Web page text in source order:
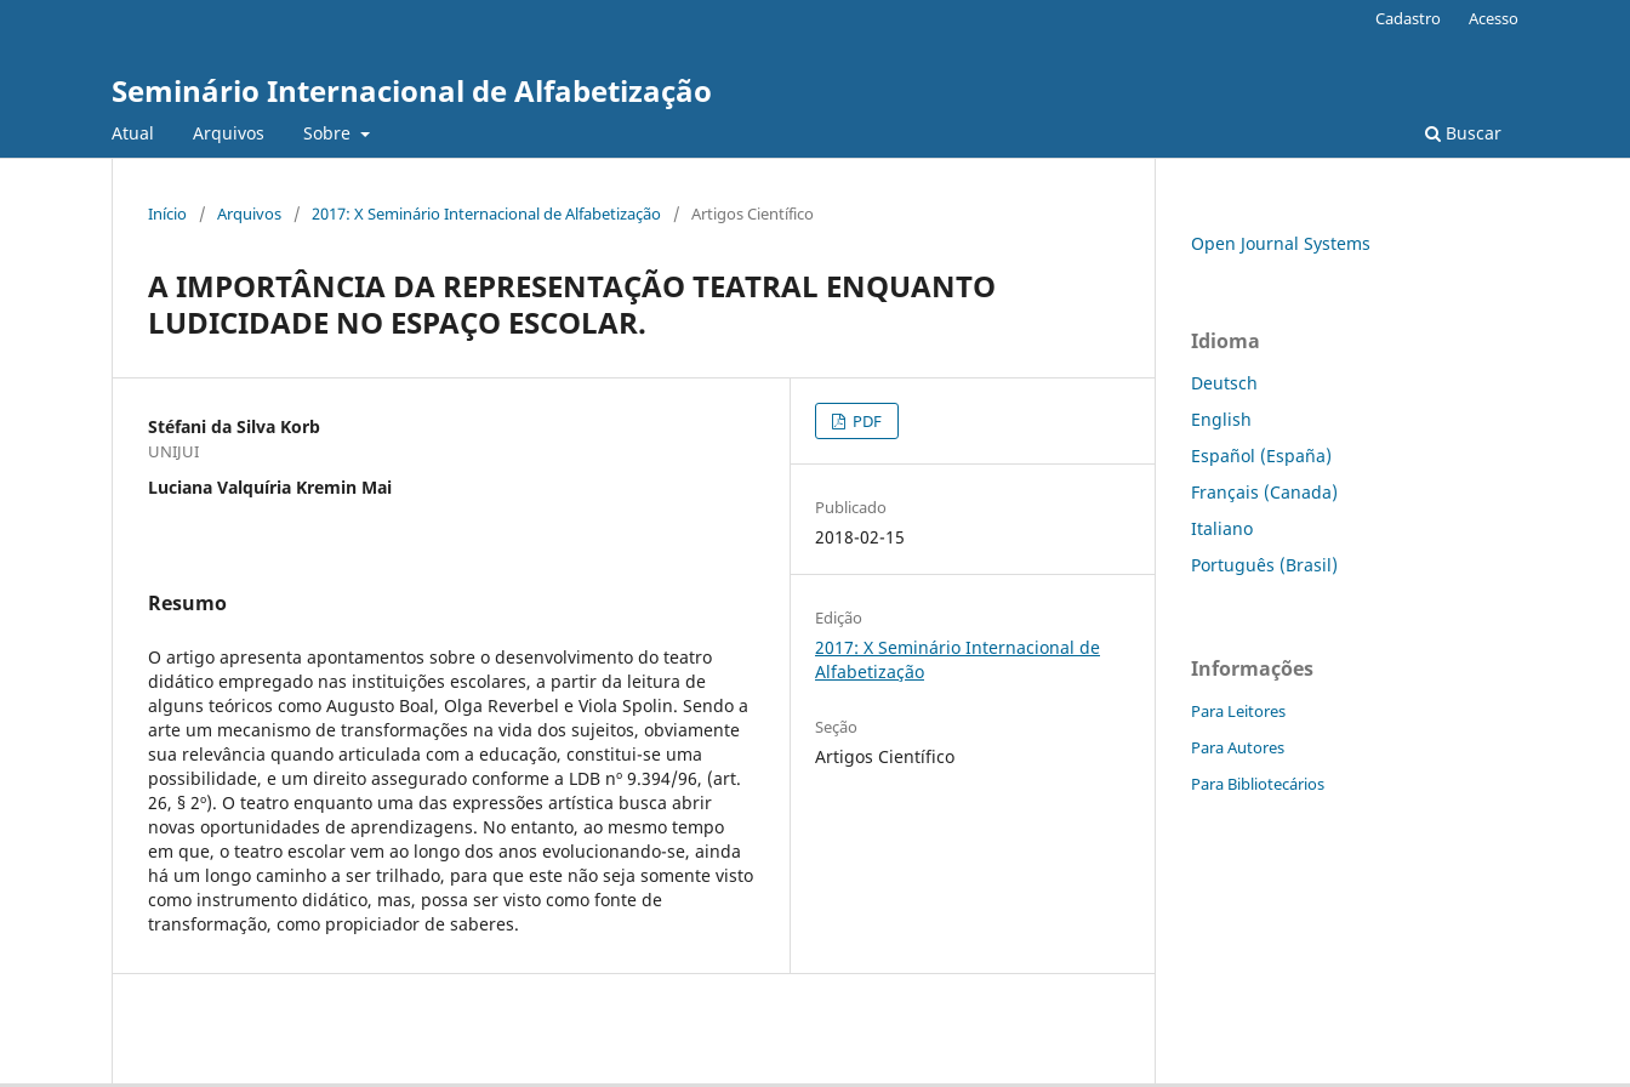
Seminário Internacional de Alfabetização
Atual Arquivos Sobre Buscar
Cadastro Acesso
Início / Arquivos / 2017: X Seminário Internacional de Alfabetização / Artigos Científico
A IMPORTÂNCIA DA REPRESENTAÇÃO TEATRAL ENQUANTO
LUDICIDADE NO ESPAÇO ESCOLAR.
Stéfani da Silva Korb
UNIJUI
Luciana Valquíria Kremin Mai
Resumo
O artigo apresenta apontamentos sobre o desenvolvimento do teatro
didático empregado nas instituições escolares, a partir da leitura de
alguns teóricos como Augusto Boal, Olga Reverbel e Viola Spolin. Sendo a
arte um mecanismo de transformações na vida dos sujeitos, obviamente
sua relevância quando articulada com a educação, constitui-se uma
possibilidade, e um direito assegurado conforme a LDB nº 9.394/96, (art.
26, § 2º). O teatro enquanto uma das expressões artística busca abrir
novas oportunidades de aprendizagens. No entanto, ao mesmo tempo
em que, o teatro escolar vem ao longo dos anos evolucionando-se, ainda
há um longo caminho a ser trilhado, para que este não seja somente visto
como instrumento didático, mas, possa ser visto como fonte de
transformação, como propiciador de saberes.
PDF
Publicado
2018-02-15
Edição
2017: X Seminário Internacional de
Alfabetização
Seção
Artigos Científico
Open Journal Systems
Idioma
Deutsch
English
Español (España)
Français (Canada)
Italiano
Português (Brasil)
Informações
Para Leitores
Para Autores
Para Bibliotecários